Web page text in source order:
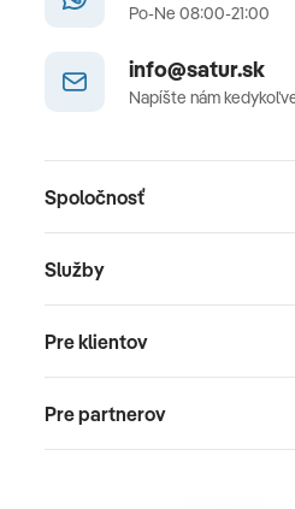
Po-Ne 08:00-21:00
info@satur.sk
Napíšte nám
Spoločnosť
Služby
Pre klientov
Pre partnerov